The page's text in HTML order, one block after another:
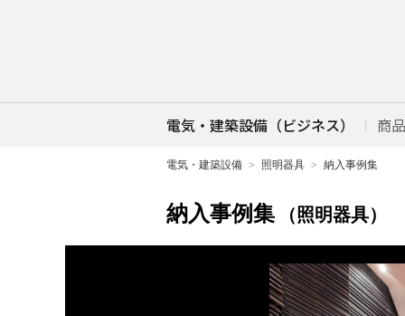
電気・建築設備（ビジネス） 商
電気・建築設備 照明器具 納入事例集
納入事例集 （照明器具）